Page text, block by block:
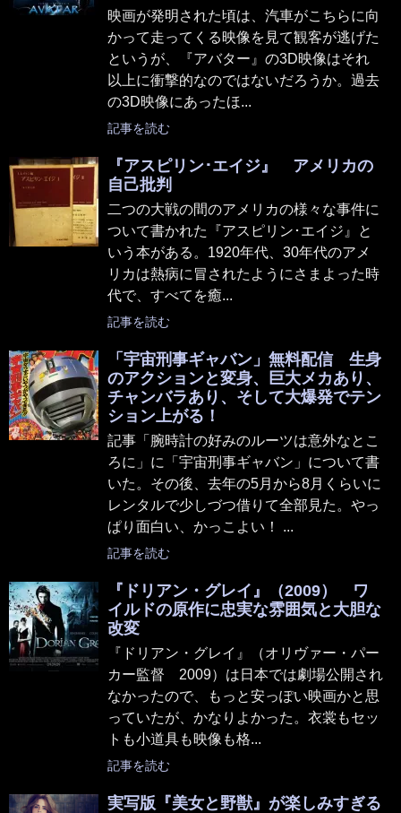
映画が発明された頃は、汽車がこちらに向
かって走ってくる映像を見て観客が逃げた
というが、『アバター』の3D映像はそれ
以上に衝撃的なのではないだろうか。過去
の3D映像にあったほ...
記事を読む
『アスピリン･エイジ』 アメリカの
自己批判
二つの大戦の間のアメリカの様々な事件に
ついて書かれた『アスピリン･エイジ』と
いう本がある。1920年代、30年代のアメ
リカは熱病に冒されたようにさまよった時
代で、すべてを癒...
記事を読む
「宇宙刑事ギャバン」無料配信 生身
のアクションと変身、巨大メカあり、
チャンバラあり、そして大爆発でテン
ション上がる！
記事「腕時計の好みのルーツは意外なとこ
ろに」に「宇宙刑事ギャバン」について書
いた。その後、去年の5月から8月くらいに
レンタルで少しづつ借りて全部見た。やっ
ぱり面白い、かっこよい！ ...
記事を読む
『ドリアン・グレイ』（2009） ワ
イルドの原作に忠実な雰囲気と大胆な
改変
『ドリアン・グレイ』（オリヴァー・パー
カー監督 2009）は日本では劇場公開され
なかったので、もっと安っぽい映画かと思
っていたが、かなりよかった。衣裳もセッ
トも小道具も映像も格...
記事を読む
実写版『美女と野獣』が楽しみすぎる